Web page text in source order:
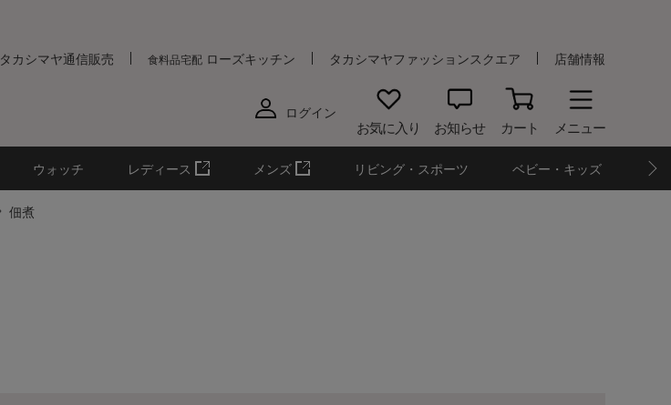
タカシマヤ通信販売 食料品宅配 ローズキッチン タカシマヤファッションスクエア 店舗情報
ログイン
お気に入り お知らせ カート メニュー
ウォッチ レディース メンズ リビング・スポーツ ベビー・キッズ
佃煮